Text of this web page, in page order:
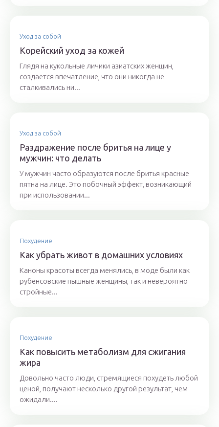
Уход за собой
Корейский уход за кожей
Глядя на кукольные личики азиатских женщин,
создается впечатление, что они никогда не
сталкивались ни...
Уход за собой
Раздражение после бритья на лице у
мужчин: что делать
У мужчин часто образуются после бритья красные
пятна на лице. Это побочный эффект, возникающий
при использовании...
Похудение
Как убрать живот в домашних условиях
Каноны красоты всегда менялись, в моде были как
рубенсовские пышные женщины, так и невероятно
стройные...
Похудение
Как повысить метаболизм для сжигания
жира
Довольно часто люди, стремящиеся похудеть любой
ценой, получают несколько другой результат, чем
ожидали....